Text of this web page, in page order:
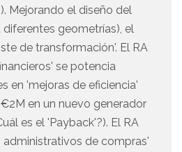
Mejorando el diseño del
geometrías), el
de transformación'. El RA
se potencia
en 'mejoras de eficiencia'
en un nuevo generador
es el 'Payback'?). El RA
administrativos de compras'